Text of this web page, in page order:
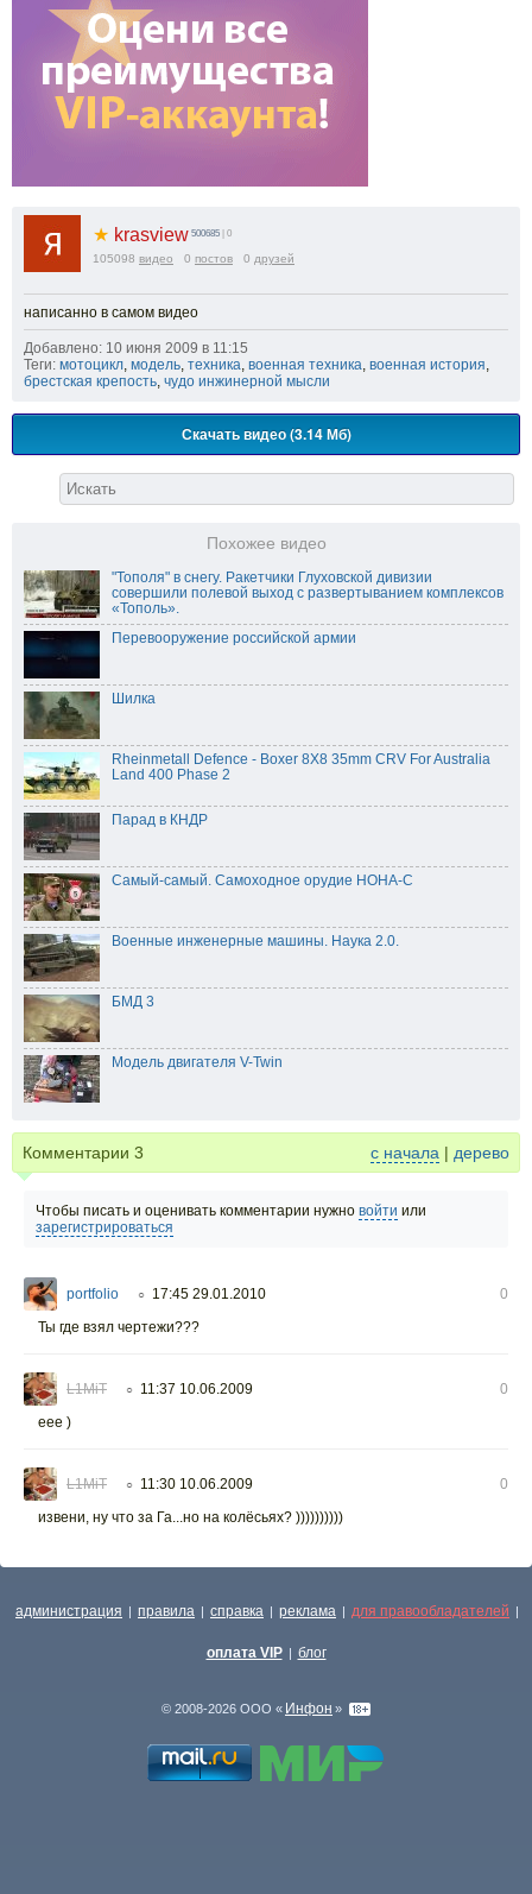
★ krasview 500685 | 0
105098 видео 0 постов 0 друзей
написанно в самом видео
Добавлено: 10 июня 2009 в 11:15
Теги: мотоцикл, модель, техника, военная техника, военная история,
брестская крепость, чудо инжинерной мысли
Скачать видео (3.14 Мб)
Похожее видео
"Тополя" в снегу. Ракетчики Глуховской дивизии
совершили полевой выход с развертыванием комплексов
«Тополь».
Перевооружение российской армии
Шилка
Rheinmetall Defence - Boxer 8X8 35mm CRV For Australia
Land 400 Phase 2
Парад в КНДР
Самый-самый. Самоходное орудие НОНА-С
Военные инженерные машины. Наука 2.0.
БМД 3
Модель двигателя V-Twin
Комментарии 3 с начала | дерево
Чтобы писать и оценивать комментарии нужно войти или
зарегистрироваться
portfolio ○ 17:45 29.01.2010
0
Ты где взял чертежи???
L1MiT ○ 11:37 10.06.2009
0
еее )
L1MiT ○ 11:30 10.06.2009
0
извени, ну что за Га...но на колёсьях? ))))))))))
администрация | правила | справка | реклама | для правообладателей |
оплата VIP | блог
© 2008-2026 ООО « Инфон »